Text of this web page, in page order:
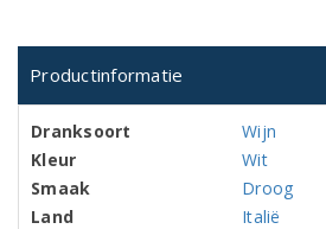
Productinformatie
Dranksoort
Wijn
Kleur
Wit
Smaak
Droog
Land
Italië